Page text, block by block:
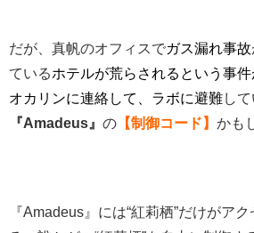
だが、真帆のオフィスでガス漏れ事故
ているホテルが荒らされるという事
オカリンに連絡して、ラボに避難し
『Amadeus』 の 【制御コード】 かも
『Amadeus』には“紅莉栖”だけがア